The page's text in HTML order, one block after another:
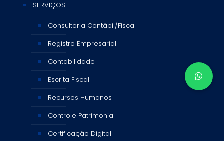
SERVIÇOS
Consultoria Contábil/Fiscal
Registro Empresarial
Contabilidade
Escrita Fiscal
Recursos Humanos
Controle Patrimonial
Certificação Digital